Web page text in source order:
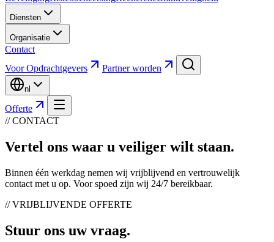
Diensten
Organisatie
Contact
Voor Opdrachtgevers
Partner worden
nl
Offerte
// CONTACT
Vertel ons waar u veiliger wilt staan.
Binnen één werkdag nemen wij vrijblijvend en vertrouwelijk
contact met u op. Voor spoed zijn wij 24/7 bereikbaar.
// VRIJBLIJVENDE OFFERTE
Stuur ons uw vraag.